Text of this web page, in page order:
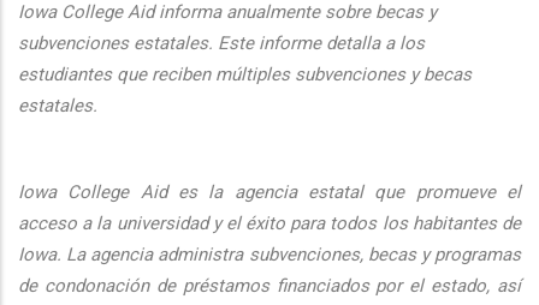
Iowa College Aid informa anualmente sobre becas y
subvenciones estatales. Este informe detalla a los
estudiantes que reciben múltiples subvenciones y becas
estatales.
Iowa College Aid es la agencia estatal que promueve el
acceso a la universidad y el éxito para todos los habitantes de
Iowa. La agencia administra subvenciones, becas y programas
de condonación de préstamos financiados por el estado, así